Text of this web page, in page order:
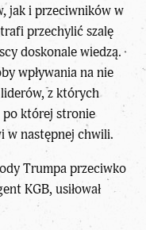
jak i przeciwników w
przechylić szalę
doskonale wiedzą.
wpływania na nie
z których
po której stronie
w następnej chwili.
Trumpa przeciwko
KGB, usiłował